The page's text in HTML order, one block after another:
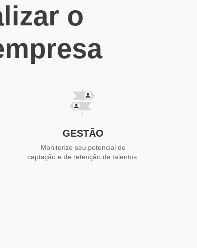
o
GESTÃO
Monitorize seu potencial de
captação e de retenção de talentos.